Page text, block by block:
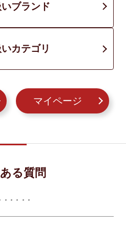
ブランド
カテゴリ
マイページ
る質問